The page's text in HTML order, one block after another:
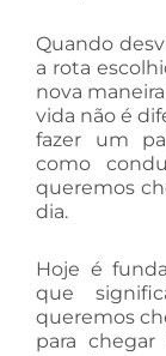
Quando
a rota
nova
vida não é
fazer um
como
queremos
dia.
Hoje é
que
queremos
para